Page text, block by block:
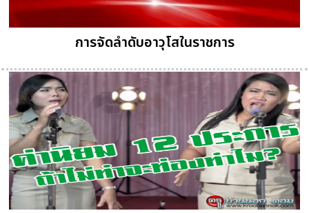
การจัดลำดับอาวุโสในราชการ